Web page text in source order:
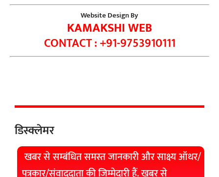
Website Design By
KAMAKSHI WEB
CONTACT : +91-9753910111
डिस्क्लेमर
खबर से सम्बंधित समस्त जानकारी और साक्ष्य ऑथर/
पत्रकार/संवाददाता की जिम्मेदारी हैं. खबर से